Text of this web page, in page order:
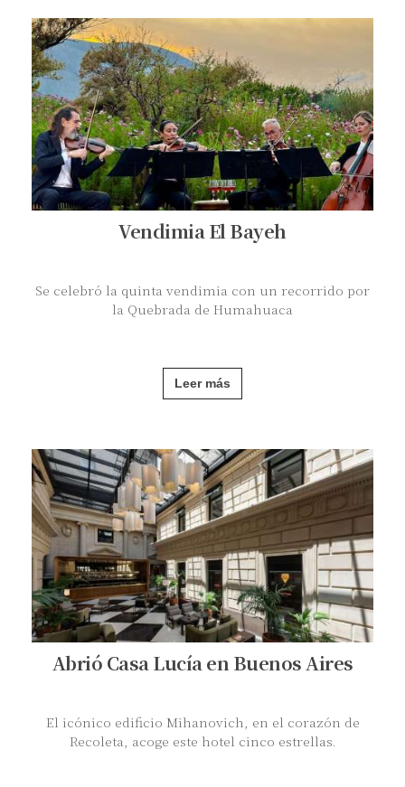
Vendimia El Bayeh
Se celebró la quinta vendimia con un recorrido por
la Quebrada de Humahuaca
Leer más
Abrió Casa Lucía en Buenos Aires
El icónico edificio Mihanovich, en el corazón de
Recoleta, acoge este hotel cinco estrellas.